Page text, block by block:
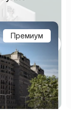
Премиум
1/15